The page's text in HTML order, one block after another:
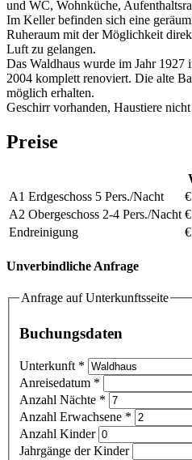
und WC, Wohnküche,
Im Keller befinden sich eine
Ruheraum mit der Möglichkeit
Luft zu gelangen.
Das Waldhaus wurde im Jahr 1927
2004 komplett renoviert. Die alte
möglich erhalten.
Geschirr vorhanden, Haustiere
Preise
A1 Erdgeschoss 5 Pers./Nacht
A2 Obergeschoss 2-4 Pers./Nacht
Endreinigung
Unverbindliche Anfrage
Anfrage auf Unterkunftsseite
Buchungsdaten
Unterkunft *
Anreisedatum *
Anzahl Nächte *
Anzahl Erwachsene *
Anzahl Kinder
Jahrgänge der Kinder